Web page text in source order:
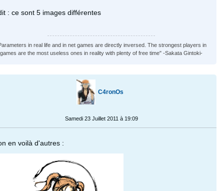
: ce sont 5 images différentes
in real life and in net games are directly inversed. The strongest players in
games are the most useless ones in reality with plenty of free time" -Sakata Gintoki-
C4ronOs
Samedi 23 Juillet 2011 à 19:09
en voilà d'autres :